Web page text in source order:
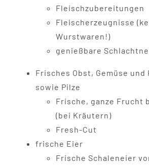
Fleischzubereitungen
Fleischerzeugnisse
Wurstwaren!)
genießbare
Frisches Obst, Gemüse
sowie Pilze
Frische, ganze Frucht
(bei Kräutern)
Fresh-Cut
frische Eier
Frische Schaleneier